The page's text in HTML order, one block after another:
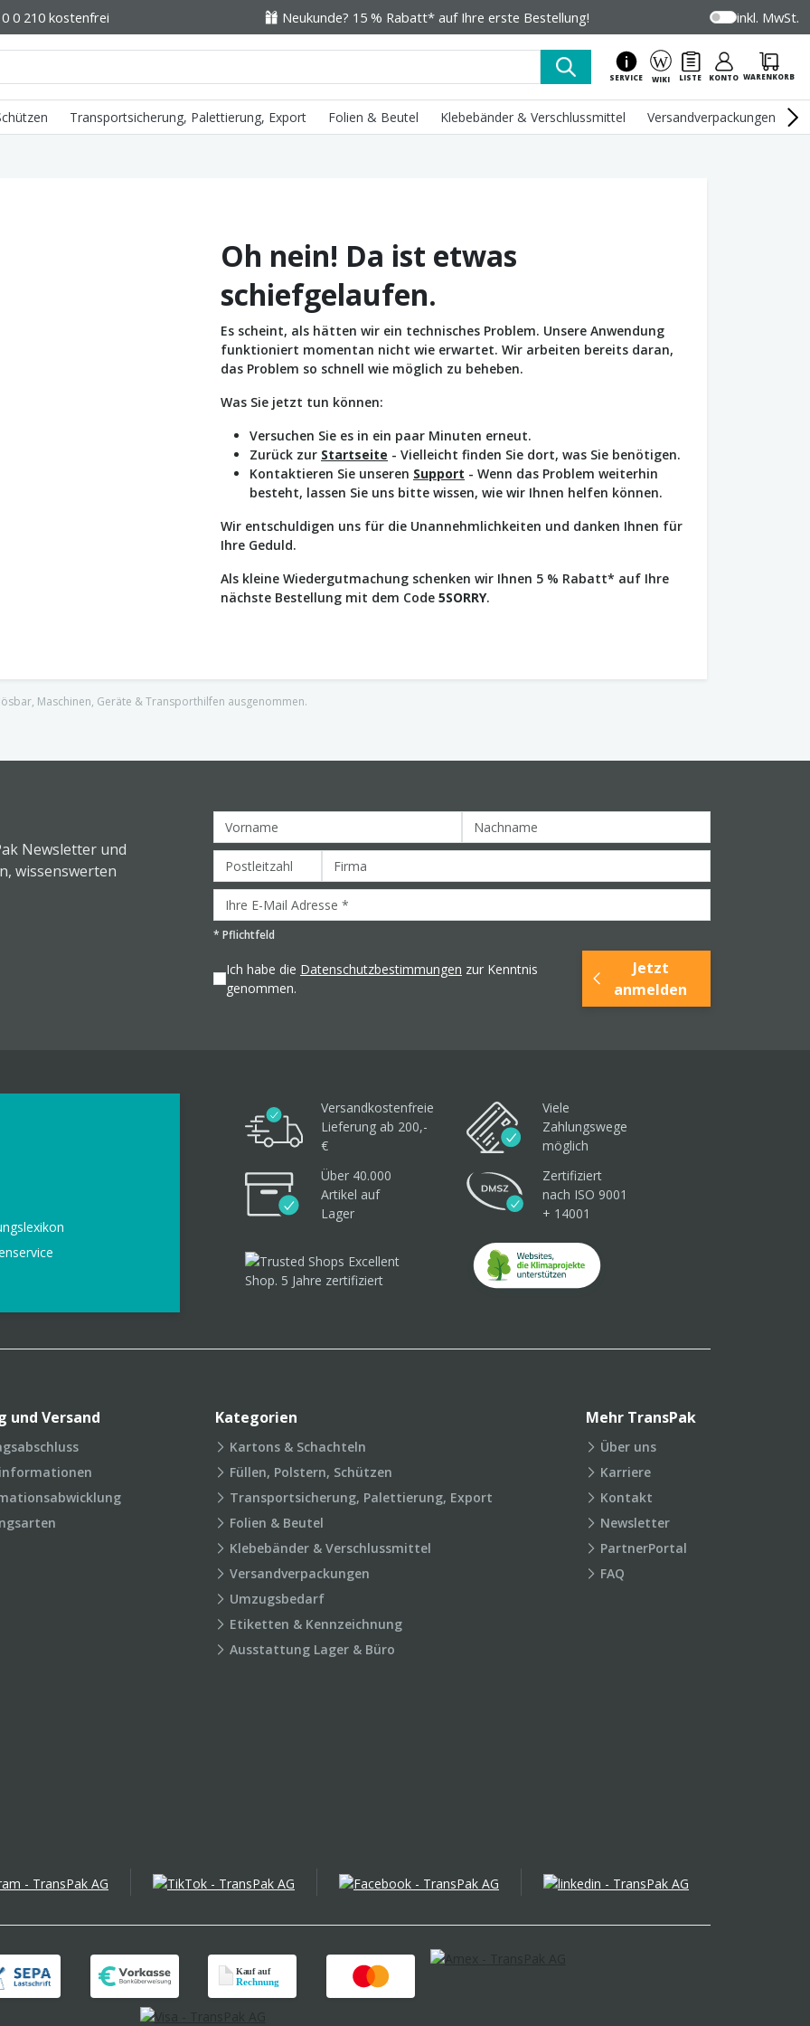
0 210 kostenfrei Neukunde? 15 % Rabatt* auf Ihre erste Bestellung! inkl. MwSt.
SERVICE WIKI LISTE KONTO WARENKORB
Transportsicherung, Palettierung, Export Folien & Beutel Klebebänder & Verschlussmittel Versandverpackungen
Oh nein! Da ist etwas
schiefgelaufen.
Es scheint, als hätten wir ein technisches Problem. Unsere Anwendung
funktioniert momentan nicht wie erwartet. Wir arbeiten bereits daran,
das Problem so schnell wie möglich zu beheben.
Was Sie jetzt tun können:
Versuchen Sie es in ein paar Minuten erneut.
Zurück zur Startseite - Vielleicht finden Sie dort, was Sie benötigen.
Kontaktieren Sie unseren Support - Wenn das Problem weiterhin
besteht, lassen Sie uns bitte wissen, wie wir Ihnen helfen können.
Wir entschuldigen uns für die Unannehmlichkeiten und danken Ihnen für
Ihre Geduld.
Als kleine Wiedergutmachung schenken wir Ihnen 5 % Rabatt* auf Ihre
nächste Bestellung mit dem Code 5SORRY.
Maschinen, Geräte & Transporthilfen ausgenommen.
Newsletter und
wissenswerten
* Pflichtfeld
Ich habe die Datenschutzbestimmungen zur Kenntnis
genommen.
Jetzt
anmelden
Versandkostenfreie
Lieferung ab 200,-
€
Viele
Zahlungswege
möglich
Über 40.000
Artikel auf
Lager
Zertifiziert
nach ISO 9001
+ 14001
und Versand Kategorien
Kartons & Schachteln
Füllen, Polstern, Schützen
Transportsicherung, Palettierung, Export
Folien & Beutel
Klebebänder & Verschlussmittel
Versandverpackungen
Umzugsbedarf
Etiketten & Kennzeichnung
Ausstattung Lager & Büro
Mehr TransPak
Über uns
Karriere
Kontakt
Newsletter
PartnerPortal
FAQ